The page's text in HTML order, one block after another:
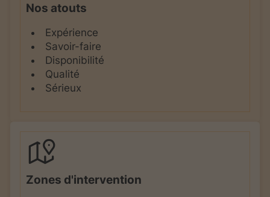
Nos atouts
Expérience
Savoir-faire
Disponibilité
Qualité
Sérieux
Zones d'intervention